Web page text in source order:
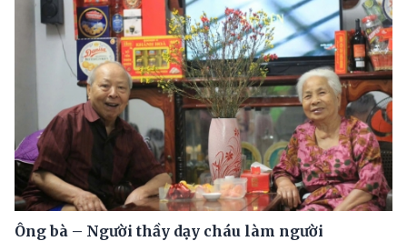
Ông bà – Người thầy dạy cháu làm người